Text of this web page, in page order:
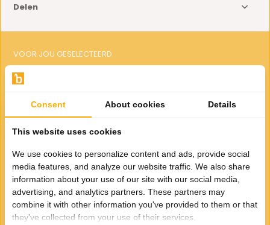
Delen
VOOR JOU GESELECTEERD
Gerelateerde producten
Marokkaanse theepot Fez -
Goud
19,99
Consent About cookies Details
This website uses cookies
We use cookies to personalize content and ads, provide social
media features, and analyze our website traffic. We also share
information about your use of our site with our social media,
advertising, and analytics partners. These partners may
combine it with other information you've provided to them or that
they've collected from your use of their services.